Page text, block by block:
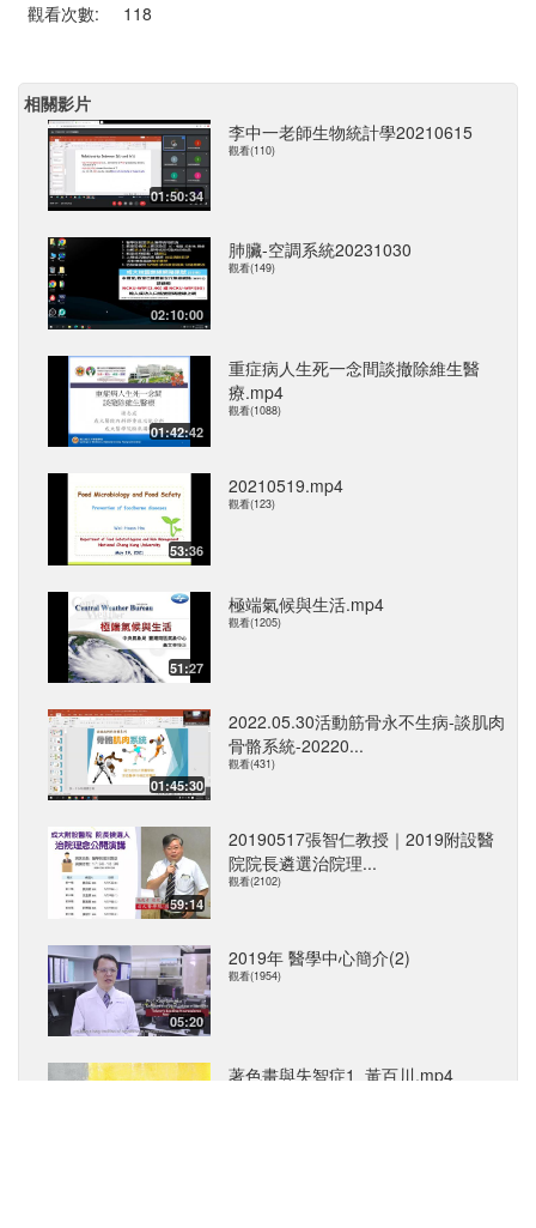
觀看次數:
118
相關影片
01:50:34
李中一老師生物統計學20210615
觀看(110)
02:10:00
肺臟-空調系統20231030
觀看(149)
01:42:42
重症病人生死一念間談撤除維生醫
療.mp4
觀看(1088)
53:36
20210519.mp4
觀看(123)
51:27
極端氣候與生活.mp4
觀看(1205)
01:45:30
2022.05.30活動筋骨永不生病-談肌肉
骨骼系統-20220...
觀看(431)
59:14
20190517張智仁教授｜2019附設醫
院院長遴選治院理...
觀看(2102)
05:20
2019年 醫學中心簡介(2)
觀看(1954)
著色畫與失智症1_黃百川.mp4